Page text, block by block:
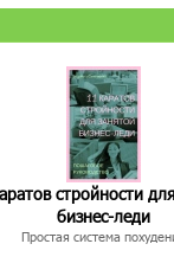
стройности
бизнес-леди
Простая система